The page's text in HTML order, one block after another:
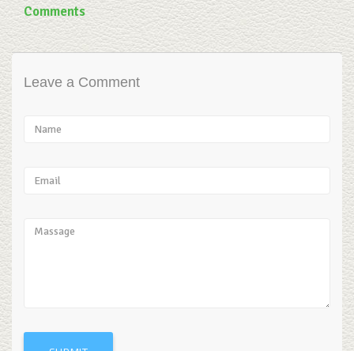
Comments
Leave a Comment